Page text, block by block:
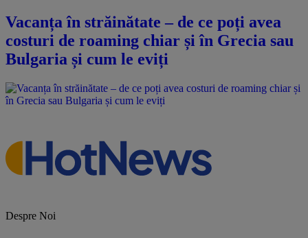
Vacanța în străinătate – de ce poți avea
costuri de roaming chiar și în Grecia sau
Bulgaria și cum le eviți
Despre Noi